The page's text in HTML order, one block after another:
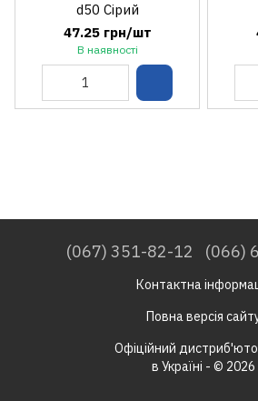
d50 Сірий
47.25 грн/шт
В наявності
(067) 351-82-12 (066)
Контактна
Повна версія
Офіційний
в Україні - © 2026